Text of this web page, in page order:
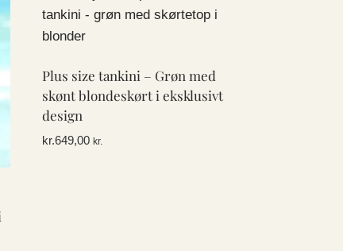
Plus size tankini – Grøn med
skønt blondeskørt i eksklusivt
design
kr.649,00 kr.